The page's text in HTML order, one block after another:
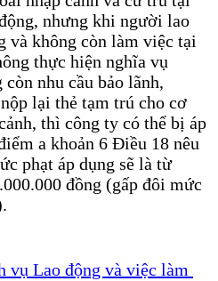
nhưng khi người lao
và không còn làm việc tại
thực hiện nghĩa vụ
nhu cầu bảo lãnh,
lại thẻ tạm trú cho cơ
thì công ty có thể bị áp
a khoản 6 Điều 18 nêu
phạt áp dụng sẽ là từ
đồng (gấp đôi mức
vụ Lao động và việc làm